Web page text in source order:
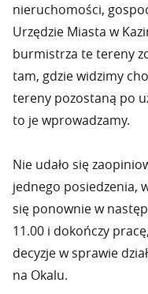
nieruchomości,
Urzędzie Miasta w
burmistrza te tereny
tam, gdzie widzimy
tereny pozostaną po
to je wprowadzamy.
Nie udało się
jednego posiedzenia,
się ponownie w
11.00 i dokończy
decyzje w sprawie
na Okalu.